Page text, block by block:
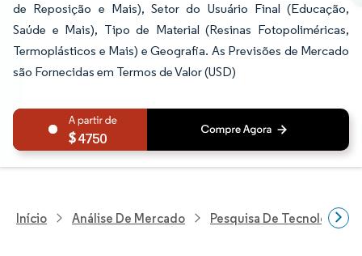
de Reposição e Mais), Setor do Usuário Final (Educação,
Saúde e Mais), Tipo de Material (Resinas Fotopoliméricas,
Termoplásticos e Mais) e Geografia. As Previsões de Mercado
são Fornecidas em Termos de Valor (USD)
4750
Início Análise De Mercado Pesquisa De Tecnologia,